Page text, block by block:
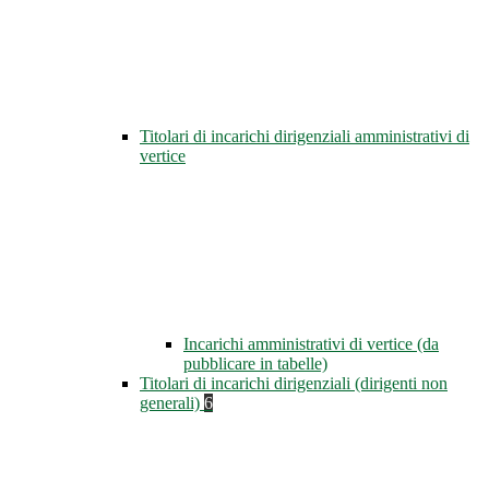
Titolari di incarichi dirigenziali amministrativi di
vertice
Incarichi amministrativi di vertice (da
pubblicare in tabelle)
Titolari di incarichi dirigenziali (dirigenti non
generali) 6